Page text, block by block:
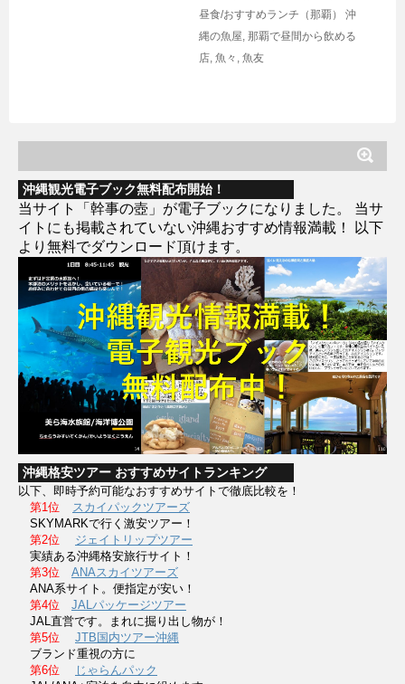
昼食/おすすめランチ（那覇）
沖
縄の魚屋, 那覇で昼間から飲める
店, 魚々 , 魚友
沖縄観光電子ブック無料配布開始！
当サイト「幹事の壺」が電子ブックになりました。 当サ
イトにも掲載されていない沖縄おすすめ情報満載！ 以下
より無料でダウンロード頂けます。
沖縄格安ツアー おすすめサイトランキング
以下、即時予約可能なおすすめサイトで徹底比較を！
第1位
スカイパックツアーズ
SKYMARKで行く激安ツアー！
第2位
ジェイトリップツアー
実績ある沖縄格安旅行サイト！
第3位
ANAスカイツアーズ
ANA系サイト。便指定が安い！
第4位
JALパッケージツアー
JAL直営です。まれに掘り出し物が！
第5位
JTB国内ツアー沖縄
ブランド重視の方に
第6位
じゃらんパック